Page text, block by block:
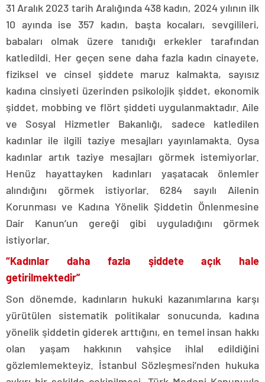
31 Aralık 2023 tarih Aralığında 438 kadın, 2024 yılının ilk
10 ayında ise 357 kadın, başta kocaları, sevgilileri,
babaları olmak üzere tanıdığı erkekler tarafından
katledildi. Her geçen sene daha fazla kadın cinayete,
fiziksel ve cinsel şiddete maruz kalmakta, sayısız
kadına cinsiyeti üzerinden psikolojik şiddet, ekonomik
şiddet, mobbing ve flört şiddeti uygulanmaktadır. Aile
ve Sosyal Hizmetler Bakanlığı, sadece katledilen
kadınlar ile ilgili taziye mesajları yayınlamakta. Oysa
kadınlar artık taziye mesajları görmek istemiyorlar.
Henüz hayattayken kadınları yaşatacak önlemler
alındığını görmek istiyorlar. 6284 sayılı Ailenin
Korunması ve Kadına Yönelik Şiddetin Önlenmesine
Dair Kanun’un gereği gibi uyguladığını görmek
istiyorlar.
“Kadınlar daha fazla şiddete açık hale
getirilmektedir”
Son dönemde, kadınların hukuki kazanımlarına karşı
yürütülen sistematik politikalar sonucunda, kadına
yönelik şiddetin giderek arttığını, en temel insan hakkı
olan yaşam hakkının vahşice ihlal edildiğini
gözlemlemekteyiz. İstanbul Sözleşmesi’nden hukuka